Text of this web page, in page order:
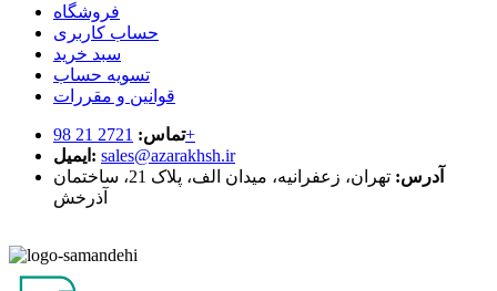
فروشگاه
حساب کاربری
سبد خرید
تسویه حساب
قوانین و مقررات
تماس:2721 21 98+
ایمیل: sales@azarakhsh.ir
آدرس:
تهران، زعفرانیه، میدان الف، پلاک 21، ساختمان
آذرخش